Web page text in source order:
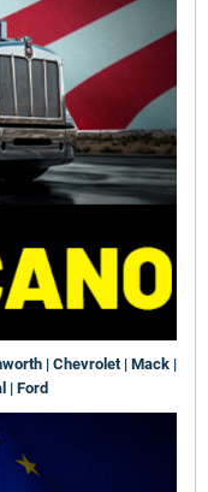
| Chevrolet | Mack |
| Ford